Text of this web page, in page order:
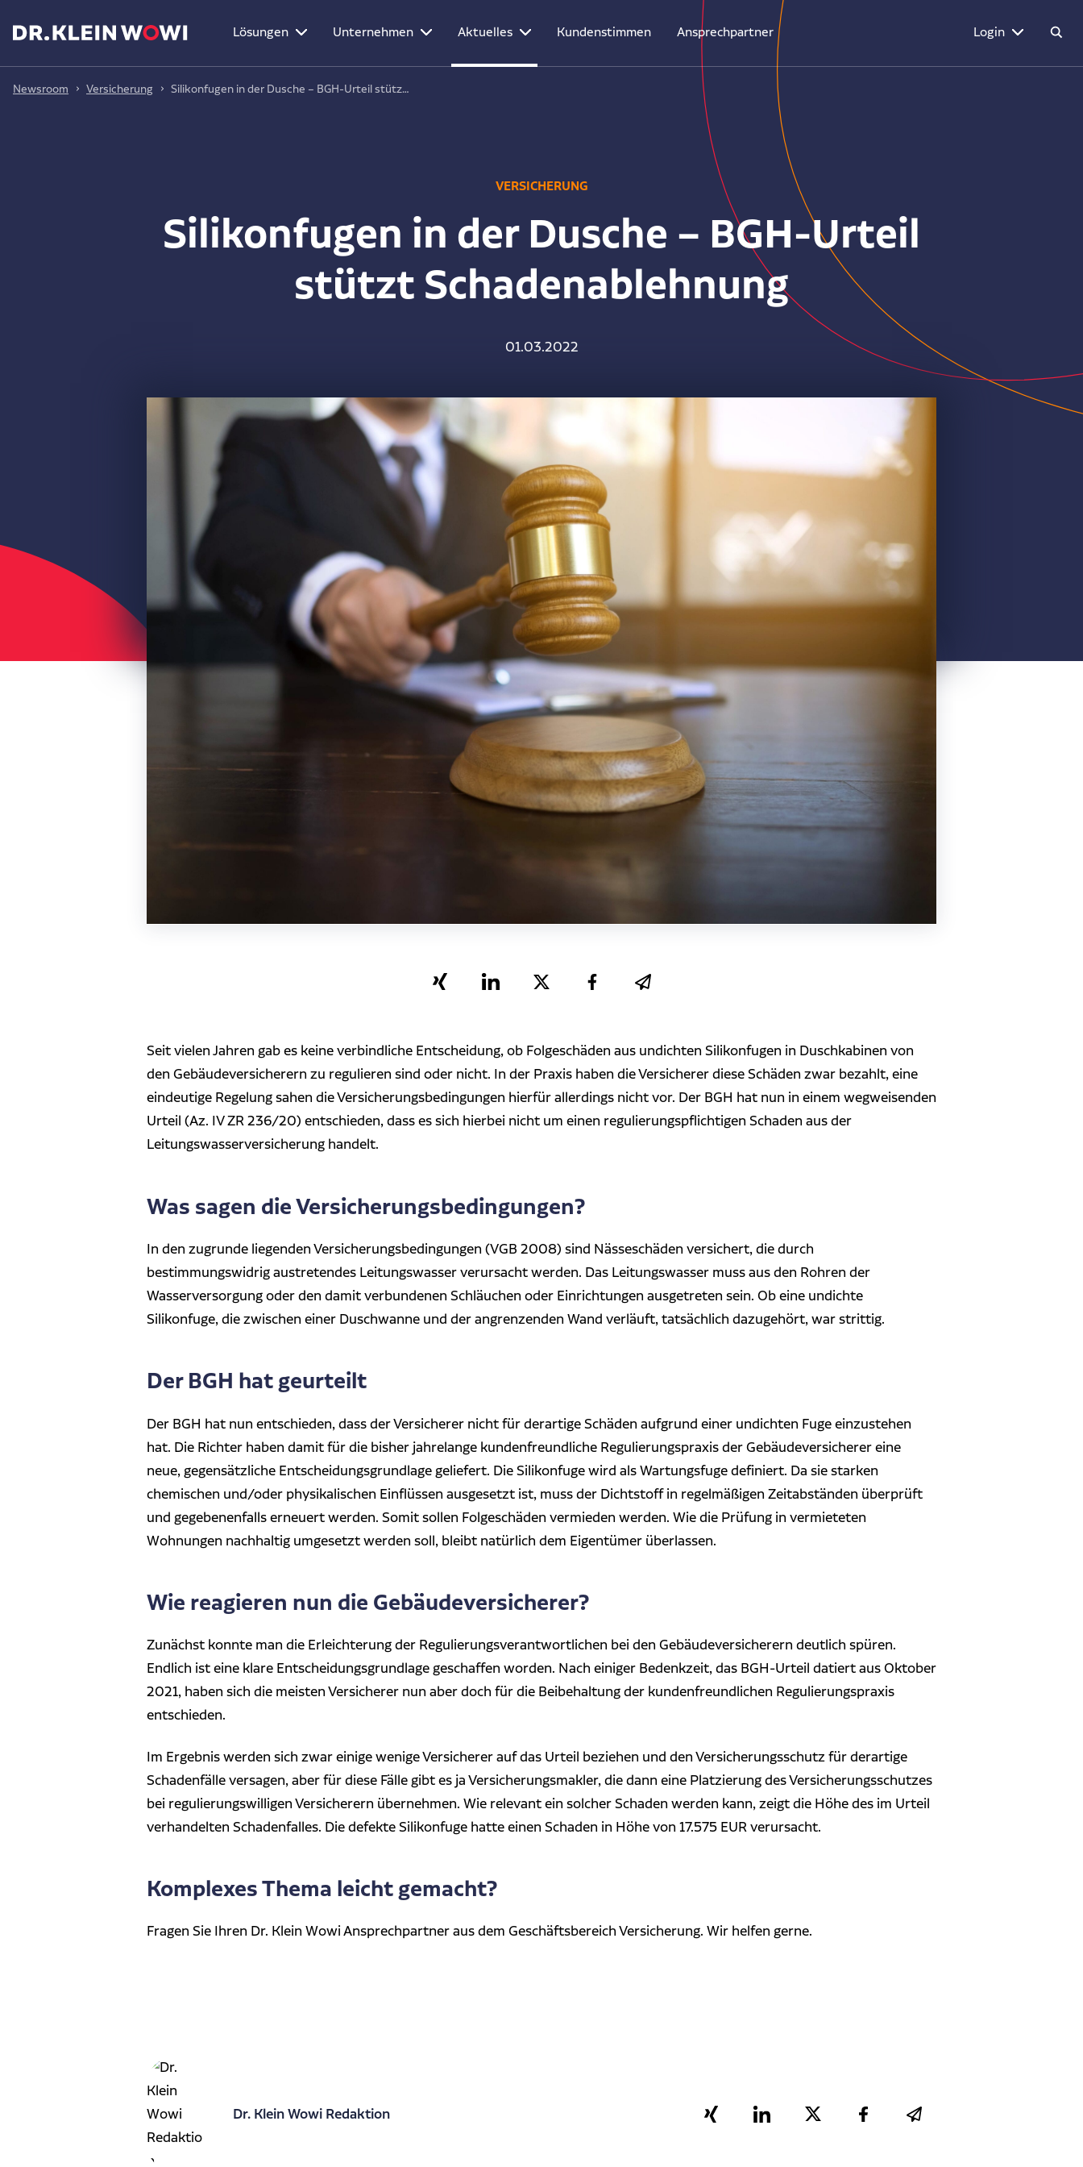
Lösungen Unternehmen Aktuelles Kundenstimmen Ansprechpartner Login
Newsroom Versicherung Silikonfugen in der Dusche – BGH-Urteil stütz…
VERSICHERUNG
Silikonfugen in der Dusche – BGH-Urteil
stützt Schadenablehnung
01.03.2022
Seit vielen Jahren gab es keine verbindliche Entscheidung, ob Folgeschäden aus undichten Silikonfugen in Duschkabinen von
den Gebäudeversicherern zu regulieren sind oder nicht. In der Praxis haben die Versicherer diese Schäden zwar bezahlt, eine
eindeutige Regelung sahen die Versicherungsbedingungen hierfür allerdings nicht vor. Der BGH hat nun in einem wegweisenden
Urteil (Az. IV ZR 236/20) entschieden, dass es sich hierbei nicht um einen regulierungspflichtigen Schaden aus der
Leitungswasserversicherung handelt.
Was sagen die Versicherungsbedingungen?
In den zugrunde liegenden Versicherungsbedingungen (VGB 2008) sind Nässeschäden versichert, die durch
bestimmungswidrig austretendes Leitungswasser verursacht werden. Das Leitungswasser muss aus den Rohren der
Wasserversorgung oder den damit verbundenen Schläuchen oder Einrichtungen ausgetreten sein. Ob eine undichte
Silikonfuge, die zwischen einer Duschwanne und der angrenzenden Wand verläuft, tatsächlich dazugehört, war strittig.
Der BGH hat geurteilt
Der BGH hat nun entschieden, dass der Versicherer nicht für derartige Schäden aufgrund einer undichten Fuge einzustehen
hat. Die Richter haben damit für die bisher jahrelange kundenfreundliche Regulierungspraxis der Gebäudeversicherer eine
neue, gegensätzliche Entscheidungsgrundlage geliefert. Die Silikonfuge wird als Wartungsfuge definiert. Da sie starken
chemischen und/oder physikalischen Einflüssen ausgesetzt ist, muss der Dichtstoff in regelmäßigen Zeitabständen überprüft
und gegebenenfalls erneuert werden. Somit sollen Folgeschäden vermieden werden. Wie die Prüfung in vermieteten
Wohnungen nachhaltig umgesetzt werden soll, bleibt natürlich dem Eigentümer überlassen.
Wie reagieren nun die Gebäudeversicherer?
Zunächst konnte man die Erleichterung der Regulierungsverantwortlichen bei den Gebäudeversicherern deutlich spüren.
Endlich ist eine klare Entscheidungsgrundlage geschaffen worden. Nach einiger Bedenkzeit, das BGH-Urteil datiert aus Oktober
2021, haben sich die meisten Versicherer nun aber doch für die Beibehaltung der kundenfreundlichen Regulierungspraxis
entschieden.
Im Ergebnis werden sich zwar einige wenige Versicherer auf das Urteil beziehen und den Versicherungsschutz für derartige
Schadenfälle versagen, aber für diese Fälle gibt es ja Versicherungsmakler, die dann eine Platzierung des Versicherungsschutzes
bei regulierungswilligen Versicherern übernehmen. Wie relevant ein solcher Schaden werden kann, zeigt die Höhe des im Urteil
verhandelten Schadenfalles. Die defekte Silikonfuge hatte einen Schaden in Höhe von 17.575 EUR verursacht.
Komplexes Thema leicht gemacht?
Fragen Sie Ihren Dr. Klein Wowi Ansprechpartner aus dem Geschäftsbereich Versicherung. Wir helfen gerne.
Dr. Klein Wowi Redaktion